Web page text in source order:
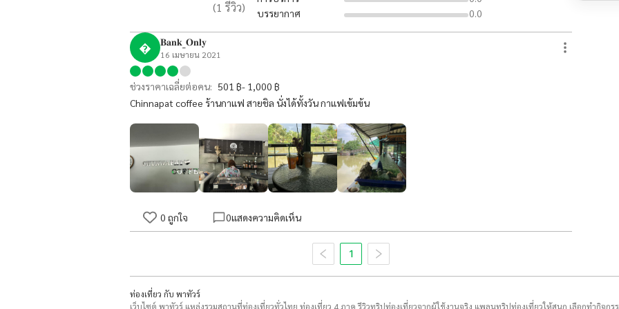
(1 รีวิว)
บรรยากาศ
0.0
 𝐁𝐚𝐧𝐤_𝐎𝐧𝐥𝐲
16 เมษายน 2021
ช่วงราคาเฉลี่ยต่อคน: 501 ฿- 1,000 ฿
Chinnapat coffee ร้านกาแฟ สายชิล นั่งได้ทั้งวัน กาแฟเข้มข้น
0 ถูกใจ 0แสดงความคิดเห็น
1
ท่องเที่ยว กับ พาทัวร์
เว็บไซต์ พาทัวร์ แหล่งรวมสถานที่ท่องเที่ยวทั่วไทย ท่องเที่ยว 4 ภาค รีวิวทริปท่องเที่ยวจากผู้ใช้งานจริง แพลนทริปท่องเที่ยวให้สนุก เลือกทำกิจกร